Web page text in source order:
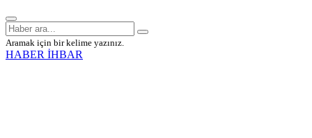
Aramak için bir kelime yazınız.
HABER İHBAR